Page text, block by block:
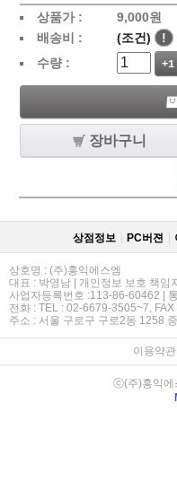
상품가 : 9,000원
배송비 :
(조건) !
수량 :
+1
장바구니
상점정보 PC버젼
상호명 : (주)홍익에스엠
대표 : 박영남 | 개인정보 보호 책임
사업자등록번호 :113-86-60462 |
전화 : TEL : 02-6679-3505~7,
주소 : 서울 구로구 구로2동 1258
이용약관|
ⓒ(주)홍익에